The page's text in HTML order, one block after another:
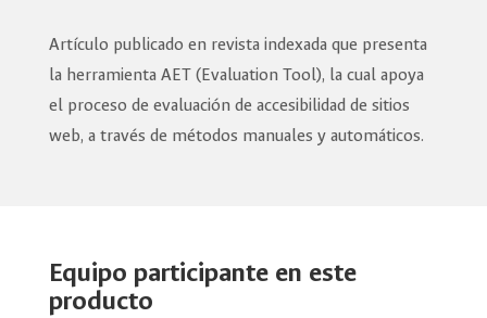
Artículo publicado en revista indexada que presenta
la herramienta AET (Evaluation Tool), la cual apoya
el proceso de evaluación de accesibilidad de sitios
web, a través de métodos manuales y automáticos.
Equipo participante en este
producto